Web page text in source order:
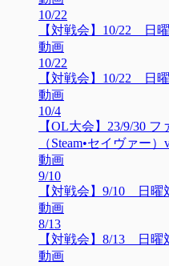
10/22
【対戦会】10/22 日
動画
10/22
【対戦会】10/22 日
動画
10/4
【OL大会】23/9/30
（Steam•セイヴァー）
動画
9/10
【対戦会】9/10 日曜
動画
8/13
【対戦会】8/13 日曜
動画